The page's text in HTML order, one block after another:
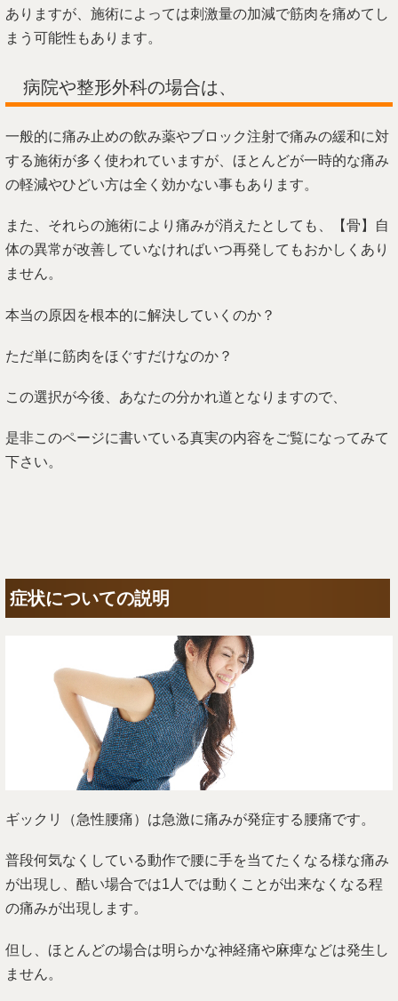
ありますが、施術によっては刺激量の加減で筋肉を痛めてし
まう可能性もあります。
病院や整形外科の場合は、
一般的に痛み止めの飲み薬やブロック注射で痛みの緩和に対
する施術が多く使われていますが、ほとんどが一時的な痛み
の軽減やひどい方は全く効かない事もあります。
また、それらの施術により痛みが消えたとしても、【骨】自
体の異常が改善していなければいつ再発してもおかしくあり
ません。
本当の原因を根本的に解決していくのか？
ただ単に筋肉をほぐすだけなのか？
この選択が今後、あなたの分かれ道となりますので、
是非このページに書いている真実の内容をご覧になってみて
下さい。
症状についての説明
ギックリ（急性腰痛）は急激に痛みが発症する腰痛です。
普段何気なくしている動作で腰に手を当てたくなる様な痛み
が出現し、酷い場合では1人では動くことが出来なくなる程
の痛みが出現します。
但し、ほとんどの場合は明らかな神経痛や麻痺などは発生し
ません。